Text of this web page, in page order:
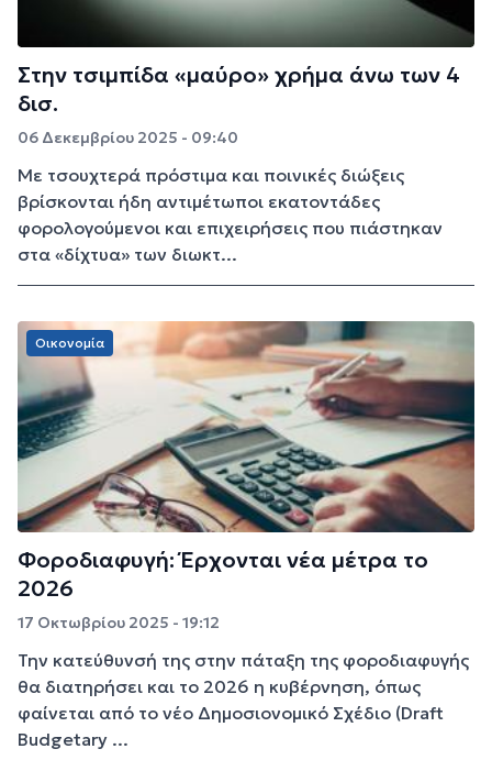
Στην τσιμπίδα «μαύρο» χρήμα άνω των 4
δισ.
06 Δεκεμβρίου 2025 - 09:40
Με τσουχτερά πρόστιμα και ποινικές διώξεις
βρίσκονται ήδη αντιμέτωποι εκατοντάδες
φορολογούμενοι και επιχειρήσεις που πιάστηκαν
στα «δίχτυα» των διωκτ...
Οικονομία
Φοροδιαφυγή: Έρχονται νέα μέτρα το
2026
17 Οκτωβρίου 2025 - 19:12
Την κατεύθυνσή της στην πάταξη της φοροδιαφυγής
θα διατηρήσει και το 2026 η κυβέρνηση, όπως
φαίνεται από το νέο Δημοσιονομικό Σχέδιο (Draft
Budgetary ...